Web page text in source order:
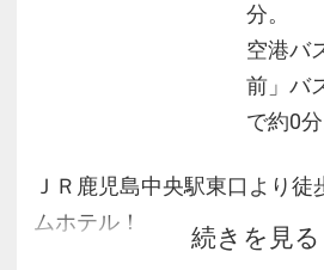
分。
空港バ
前」バ
で約0分
ＪＲ鹿児島中央駅東口より徒
ムホテル！
★立地・眺望抜群！
続きを見る